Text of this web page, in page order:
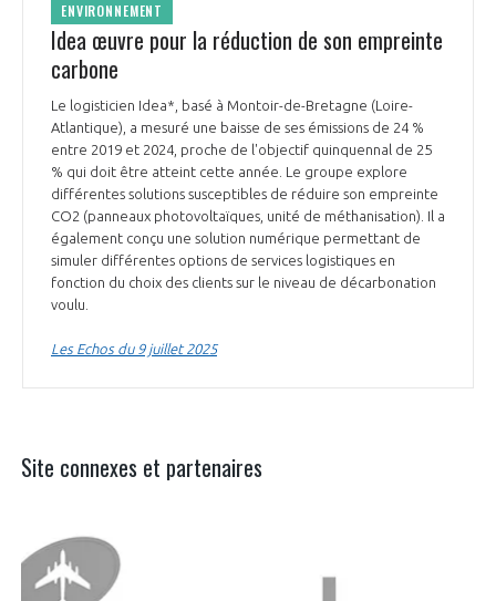
ENVIRONNEMENT
Idea œuvre pour la réduction de son empreinte
carbone
Le logisticien Idea*, basé à Montoir-de-Bretagne (Loire-
Atlantique), a mesuré une baisse de ses émissions de 24 %
entre 2019 et 2024, proche de l'objectif quinquennal de 25
% qui doit être atteint cette année. Le groupe explore
différentes solutions susceptibles de réduire son empreinte
CO2 (panneaux photovoltaïques, unité de méthanisation). Il a
également conçu une solution numérique permettant de
simuler différentes options de services logistiques en
fonction du choix des clients sur le niveau de décarbonation
voulu.
Les Echos du 9 juillet 2025
Site connexes et partenaires